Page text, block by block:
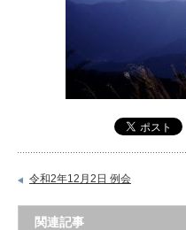
令和2年12月2日 例会
関連記事